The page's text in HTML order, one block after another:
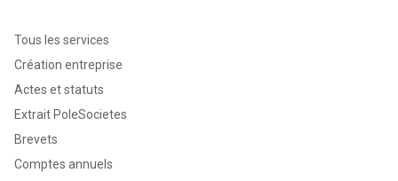
Tous les services
Création entreprise
Actes et statuts
Extrait PoleSocietes
Brevets
Comptes annuels